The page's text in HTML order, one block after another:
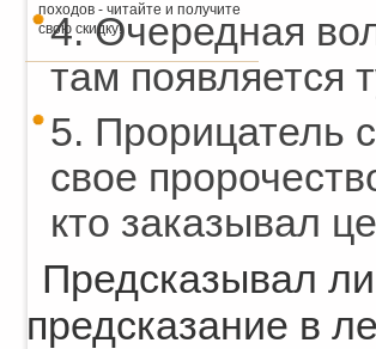
4. Очередная
там появляется
5. Прорицатель
свое
кто заказывал
Предсказывал
предсказание в
походов - читайте и получите
свою скидку!